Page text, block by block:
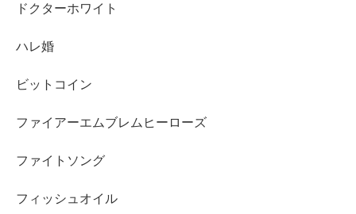
ドクターホワイト
ハレ婚
ビットコイン
ファイアーエムブレムヒーローズ
ファイトソング
フィッシュオイル